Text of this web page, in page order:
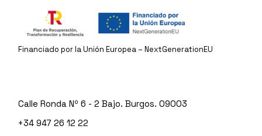
Financiado por la Unión Europea – NextGenerationEU
Calle Ronda Nº 6 - 2 Bajo. Burgos. 09003
+34 947 26 12 22